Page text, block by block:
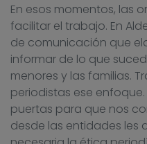
En esos momentos, las
facilitar el trabajo. En
de comunicación que
informar de lo que
menores y las familias.
periodistas ese
puertas para que nos
desde las entidades les